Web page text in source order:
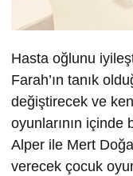
Hasta oğlunu
Farah’ın tanık
değiştirecek ve
oyunlarının
Alper ile Mert
verecek çocuk